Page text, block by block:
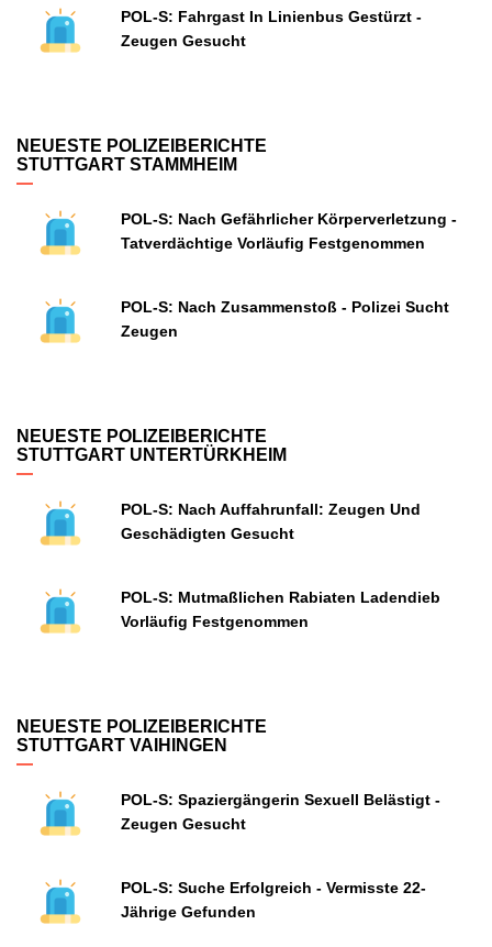
POL-S: Fahrgast In Linienbus Gestürzt -
Zeugen Gesucht
NEUESTE POLIZEIBERICHTE
STUTTGART STAMMHEIM
POL-S: Nach Gefährlicher Körperverletzung -
Tatverdächtige Vorläufig Festgenommen
POL-S: Nach Zusammenstoß - Polizei Sucht
Zeugen
NEUESTE POLIZEIBERICHTE
STUTTGART UNTERTÜRKHEIM
POL-S: Nach Auffahrunfall: Zeugen Und
Geschädigten Gesucht
POL-S: Mutmaßlichen Rabiaten Ladendieb
Vorläufig Festgenommen
NEUESTE POLIZEIBERICHTE
STUTTGART VAIHINGEN
POL-S: Spaziergängerin Sexuell Belästigt -
Zeugen Gesucht
POL-S: Suche Erfolgreich - Vermisste 22-
Jährige Gefunden